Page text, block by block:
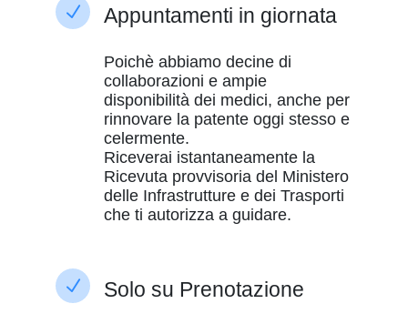
N Appuntamenti in giornata
Poichè abbiamo decine di
collaborazioni e ampie
disponibilità dei medici, anche per
rinnovare la patente oggi stesso e
celermente.
Riceverai istantaneamente la
Ricevuta provvisoria del Ministero
delle Infrastrutture e dei Trasporti
che ti autorizza a guidare.
N Solo su Prenotazione